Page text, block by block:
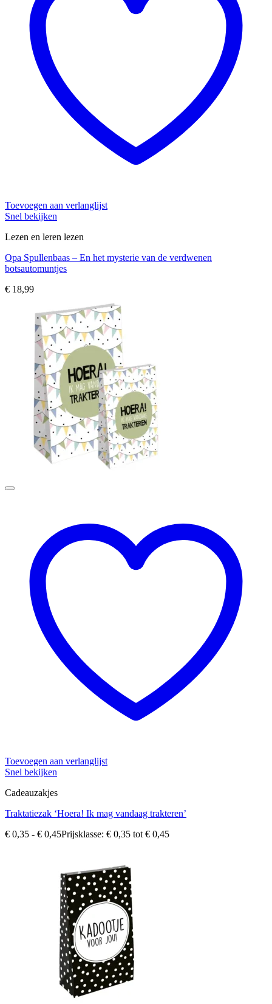
Toevoegen aan verlanglijst
Snel bekijken
Lezen en leren lezen
Opa Spullenbaas – En het mysterie van de verdwenen
botsautomuntjes
€ 18,99
Toevoegen aan verlanglijst
Snel bekijken
Cadeauzakjes
Traktatiezak ‘Hoera! Ik mag vandaag trakteren’
€ 0,35 - € 0,45Prijsklasse: € 0,35 tot € 0,45